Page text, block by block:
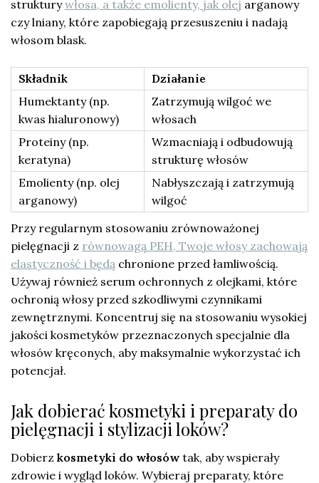
strukturywłosa, a także emolienty, jak olej arganowy
czy lniany, które zapobiegają przesuszeniu i nadają
włosom blask.
Składnik
Działanie
Humektanty (np.
kwas hialuronowy)
Zatrzymują wilgoć we
włosach
Proteiny (np.
keratyna)
Wzmacniają i odbudowują
strukturę włosów
Emolienty (np. olej
arganowy)
Nabłyszczają i zatrzymują
wilgoć
Przy regularnym stosowaniu zrównoważonej
pielęgnacji z równowagą PEH, Twoje włosy zachowają
elastyczność i będą chronione przed łamliwością.
Używaj również serum ochronnych z olejkami, które
ochronią włosy przed szkodliwymi czynnikami
zewnętrznymi. Koncentruj się na stosowaniu wysokiej
jakości kosmetyków przeznaczonych specjalnie dla
włosów kręconych, aby maksymalnie wykorzystać ich
potencjał.
Jak dobierać kosmetyki i preparaty do
pielęgnacji i stylizacji loków?
Dobierz kosmetyki do włosów tak, aby wspierały
zdrowie i wygląd loków. Wybieraj preparaty, które